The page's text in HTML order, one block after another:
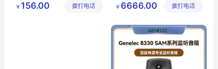
有限公司
￥ 156.00 拨打电话
小普小普
语音交互
有限公司
￥ 6666.00 拨打电话